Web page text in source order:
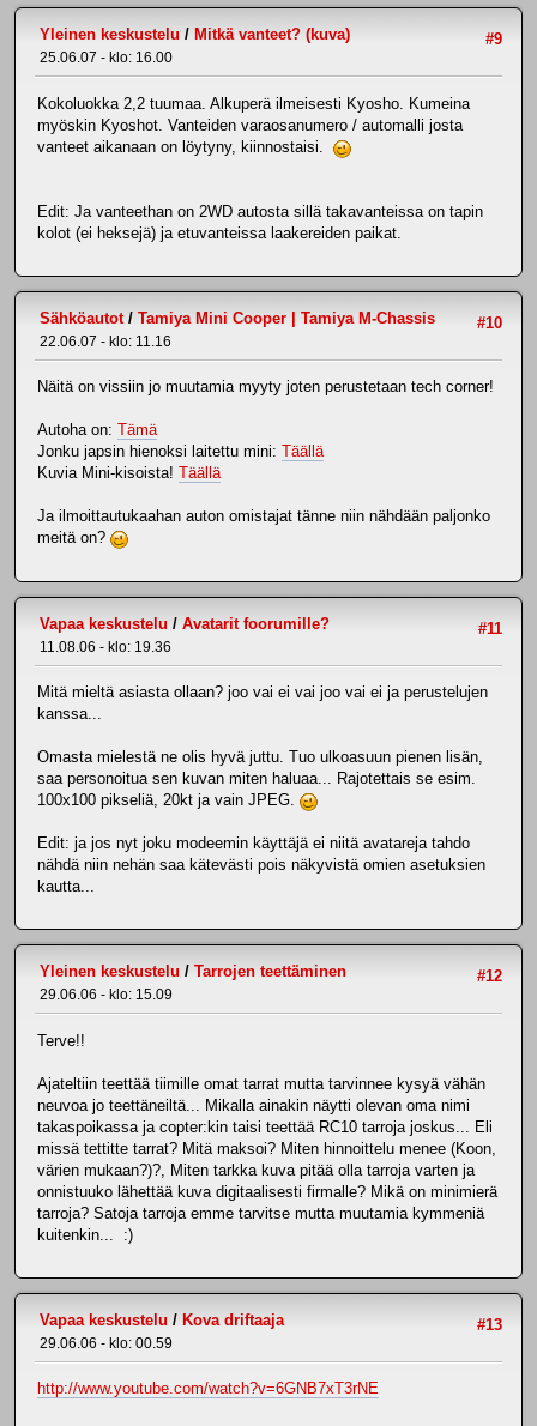
#9
Yleinen keskustelu / Mitkä vanteet? (kuva)
25.06.07 - klo: 16.00
Kokoluokka 2,2 tuumaa. Alkuperä ilmeisesti Kyosho. Kumeina
myöskin Kyoshot. Vanteiden varaosanumero / automalli josta
vanteet aikanaan on löytyny, kiinnostaisi.
Edit: Ja vanteethan on 2WD autosta sillä takavanteissa on tapin
kolot (ei heksejä) ja etuvanteissa laakereiden paikat.
#10
Sähköautot/ Tamiya Mini Cooper | Tamiya M-Chassis
22.06.07 - klo: 11.16
Näitä on vissiin jo muutamia myyty joten perustetaan tech corner!
Autoha on: Tämä
Jonku japsin hienoksi laitettu mini: Täällä
Kuvia Mini-kisoista! Täällä
Ja ilmoittautukaahan auton omistajat tänne niin nähdään paljonko
meitä on?
#11
Vapaa keskustelu / Avatarit foorumille?
11.08.06 - klo: 19.36
Mitä mieltä asiasta ollaan? joo vai ei vai joo vai ei ja perustelujen
kanssa...
Omasta mielestä ne olis hyvä juttu. Tuo ulkoasuun pienen lisän,
saa personoitua sen kuvan miten haluaa... Rajotettais se esim.
100x100 pikseliä, 20kt ja vain JPEG.
Edit: ja jos nyt joku modeemin käyttäjä ei niitä avatareja tahdo
nähdä niin nehän saa kätevästi pois näkyvistä omien asetuksien
kautta...
#12
Yleinen keskustelu / Tarrojen teettäminen
29.06.06 - klo: 15.09
Terve!!
Ajateltiin teettää tiimille omat tarrat mutta tarvinnee kysyä vähän
neuvoa jo teettäneiltä... Mikalla ainakin näytti olevan oma nimi
takaspoikassa ja copter:kin taisi teettää RC10 tarroja joskus... Eli
missä tettitte tarrat? Mitä maksoi? Miten hinnoittelu menee (Koon,
värien mukaan?)?, Miten tarkka kuva pitää olla tarroja varten ja
onnistuuko lähettää kuva digitaalisesti firmalle? Mikä on minimierä
tarroja? Satoja tarroja emme tarvitse mutta muutamia kymmeniä
kuitenkin... :)
#13
Vapaa keskustelu / Kova driftaaja
29.06.06 - klo: 00.59
http://www.youtube.com/watch?v=6GNB7xT3rNE